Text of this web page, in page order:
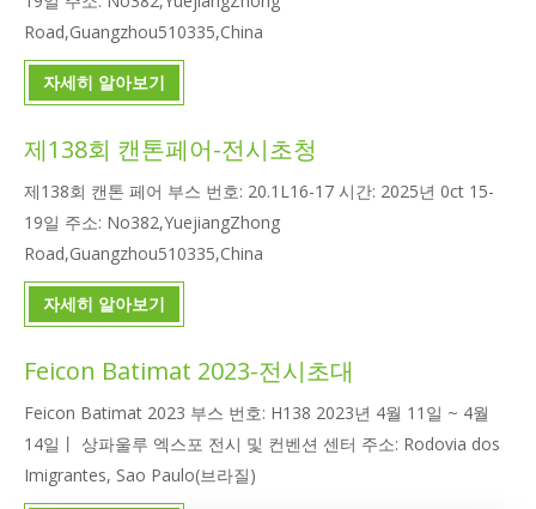
Road,Guangzhou510335,China
자세히 알아보기
제138회 캔톤페어-전시초청
제138회 캔톤 페어 부스 번호: 20.1L16-17 시간: 2025년 0ct 15-
19일 주소: No382,YuejiangZhong
Road,Guangzhou510335,China
자세히 알아보기
Feicon Batimat 2023-전시초대
Feicon Batimat 2023 부스 번호: H138 2023년 4월 11일 ~ 4월
14일丨 상파울루 엑스포 전시 및 컨벤션 센터 주소: Rodovia dos
Imigrantes, Sao Paulo(브라질)